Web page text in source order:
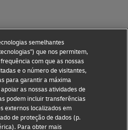
semelhantes
que nos permitem,
com que as nossas
e o número de visitantes,
para garantir a máxima
as nossas atividades de
podem incluir transferências
externos localizados em
de proteção de dados (p.
Para obter mais